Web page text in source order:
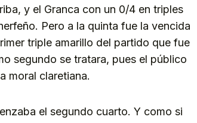
y el Granca con un 0/4 en triples
Pero a la quinta fue la vencida
triple amarillo del partido que fue
segundo se tratara, pues el público
moral claretiana.
el segundo cuarto. Y como si